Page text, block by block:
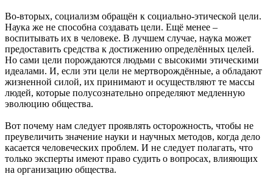
Во-вторых, социализм обращён к социально-этической цели.
Наука же не способна создавать цели. Ещё менее –
воспитывать их в человеке. В лучшем случае, наука может
предоставить средства к достижению определённых целей.
Но сами цели порождаются людьми с высокими этическими
идеалами. И, если эти цели не мертворождённые, а обладают
жизненной силой, их принимают и осуществляют те массы
людей, которые полусознательно определяют медленную
эволюцию общества.
Вот почему нам следует проявлять осторожность, чтобы не
преувеличить значение науки и научных методов, когда дело
касается человеческих проблем. И не следует полагать, что
только эксперты имеют право судить о вопросах, влияющих
на организацию общества.